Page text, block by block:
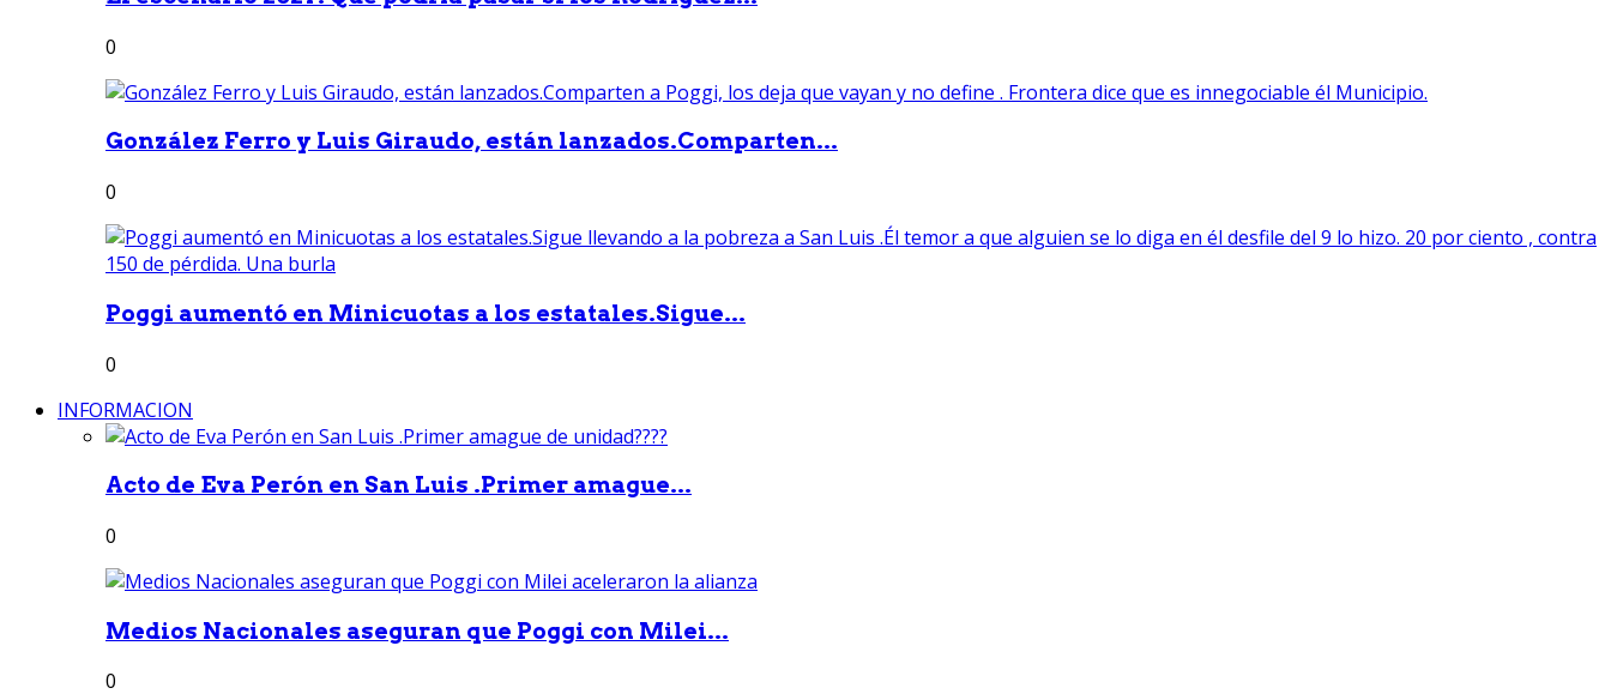
0
González Ferro y Luis Giraudo, están lanzados.Comparten...
0
Poggi aumentó en Minicuotas a los estatales.Sigue...
0
INFORMACION
Acto de Eva Perón en San Luis .Primer amague...
0
Medios Nacionales aseguran que Poggi con Milei...
0